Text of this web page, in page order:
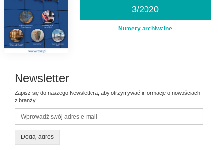
3/2020
Numery archiwalne
Newsletter
Zapisz się do naszego Newslettera, aby otrzymywać informacje o nowościach
z branży!
Dodaj adres